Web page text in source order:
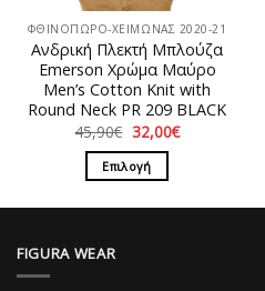
ΦΘΙΝΟΠΩΡΟ-ΧΕΙΜΩΝΑΣ 2020-21
Ανδρική Πλεκτή Μπλούζα
Emerson Χρώμα Μαύρο
Men’s Cotton Knit with
Round Neck PR 209 BLACK
45,90€ Original
price
was:
45,90€.
32,00€Η
Επιλογή
FIGURA WEAR